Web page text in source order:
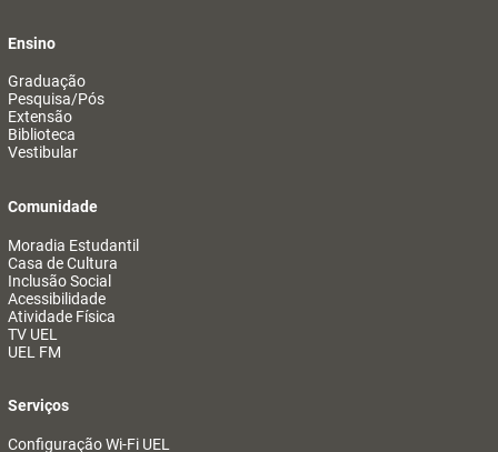
Ensino
Graduação
Pesquisa/Pós
Extensão
Biblioteca
Vestibular
Comunidade
Moradia Estudantil
Casa de Cultura
Inclusão Social
Acessibilidade
Atividade Física
TV UEL
UEL FM
Serviços
Configuração Wi-Fi UEL